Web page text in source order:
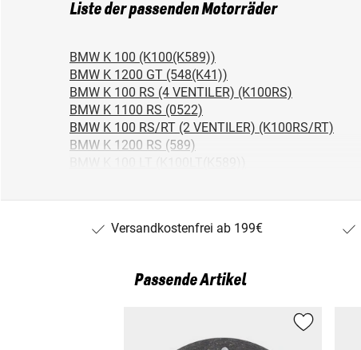
Liste der passenden Motorräder
BMW K 100 (K100(K589))
BMW K 1200 GT (548(K41))
BMW K 100 RS (4 VENTILER) (K100RS)
BMW K 1100 RS (0522)
BMW K 100 RS/RT (2 VENTILER) (K100RS/RT)
BMW K 1200 RS (589)
BMW K 1200 RS (547)
Versandkostenfrei ab 199€
Passende Artikel